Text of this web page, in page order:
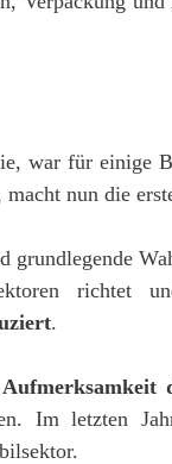
war für einige
nun die
richtet
.
Im letzten